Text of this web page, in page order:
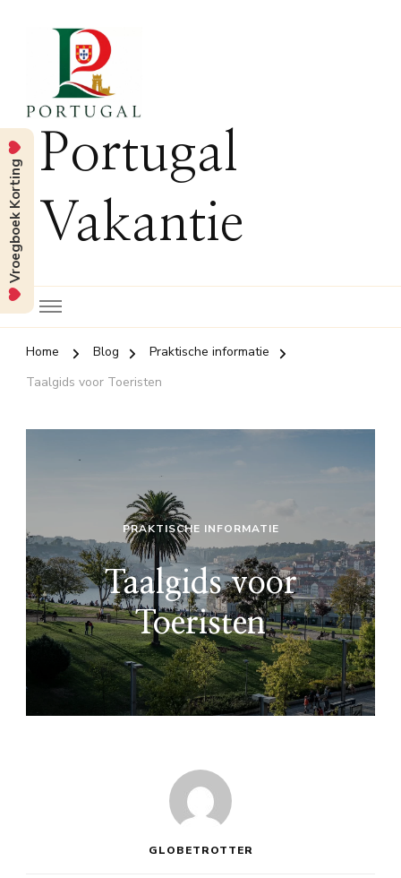
Portugal
Vakantie
Home Blog
Praktische informatie
Taalgids voor Toeristen
PRAKTISCHE INFORMATIE
Taalgids voor
Toeristen
GLOBETROTTER
Vroegboek Korting